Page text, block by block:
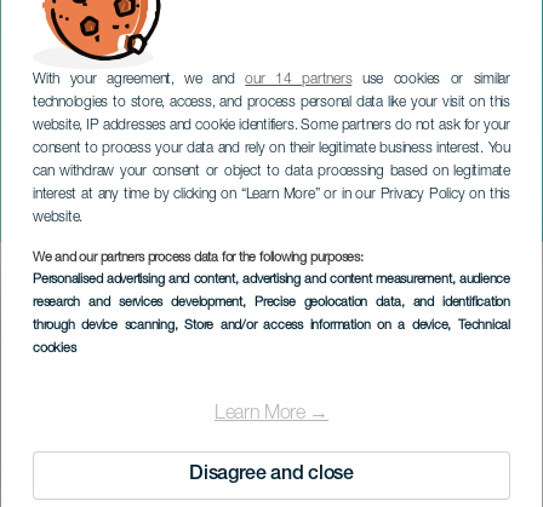
With your agreement, we andour 14 partnersuse cookies or similar
technologies to store, access, and process personal data like your visit on this
website, IP addresses and cookie identifiers. Some partners do not ask for your
consent to process your data and rely on their legitimate business interest. You
can withdraw your consent or object to data processing based on legitimate
interest at any time by clicking on “Learn More” or in our Privacy Policy on this
website.
We and our partners process data for the following purposes:
Personalised advertising and content, advertising and content measurement, audience
research and services development, Precise geolocation data, and identification
through device scanning, Store and/or access information on a device, Technical
cookies
Learn More →
Disagree and close
Scenkonstfestival: Power
Nap
LANZAROTE
Imagen
Listado